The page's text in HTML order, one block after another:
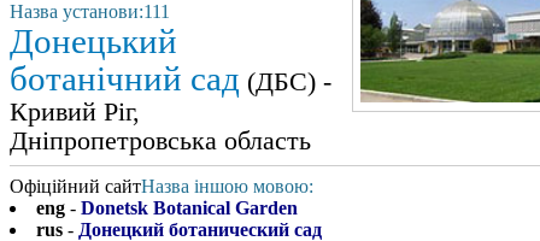
Назва установи:111
Донецький
ботанічний сад (ДБС) -
Кривий Ріг,
Дніпропетровська область
Офіційний сайтНазва іншою мовою:
eng - Donetsk Botanical Garden
rus - Донецкий ботанический сад